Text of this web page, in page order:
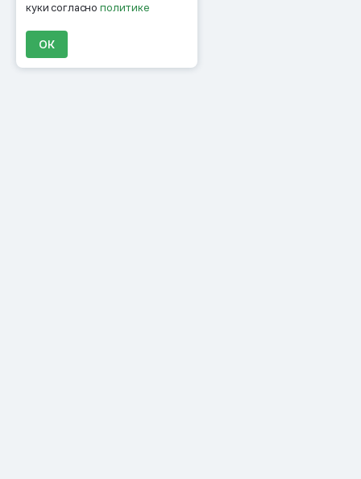
куки согласнополитике
ОК